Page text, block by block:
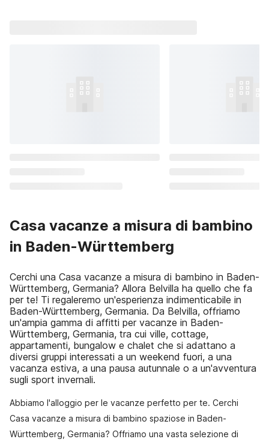
Casa vacanze a misura di bambino
in Baden-Württemberg
Cerchi una Casa vacanze a misura di bambino in Baden-
Württemberg, Germania? Allora Belvilla ha quello che fa
per te! Ti regaleremo un'esperienza indimenticabile in
Baden-Württemberg, Germania. Da Belvilla, offriamo
un'ampia gamma di affitti per vacanze in Baden-
Württemberg, Germania, tra cui ville, cottage,
appartamenti, bungalow e chalet che si adattano a
diversi gruppi interessati a un weekend fuori, a una
vacanza estiva, a una pausa autunnale o a un'avventura
sugli sport invernali.
Abbiamo l'alloggio per le vacanze perfetto per te. Cerchi
Casa vacanze a misura di bambino spaziose in Baden-
Württemberg, Germania? Offriamo una vasta selezione di